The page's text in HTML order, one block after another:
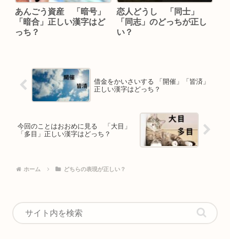
あんごう資産 「暗号」
「暗合」正しい漢字はど
っち？
恋人どうし 「同士」
「同志」のどっちが正し
い？
借金をかいさいする 「開催」「皆済」
正しい漢字はどっち？
今回のことはおおめに見る 「大目」
「多目」正しい漢字はどっち？
ホーム どちらの表現が正しい？